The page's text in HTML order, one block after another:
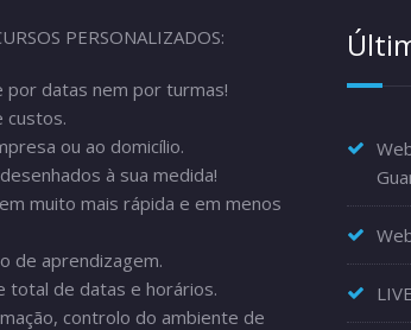
PERSONALIZADOS:
por datas nem por turmas!
custos.
ou ao domicílio.
à sua medida!
muito mais rápida e em menos
de aprendizagem.
total de datas e horários.
controlo do ambiente de